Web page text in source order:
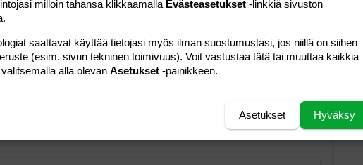
ja tosi alhaalla. järkyttävän kokonen massu heti
ainaskin (153).
milloin tahansa klikkaamalla Evästeasetukset -linkkiä sivuston
saattavat käyttää tietojasi myös ilman suostumustasi, jos niillä on siihen
(esim. sivun tekninen toimivuus). Voit vastustaa tätä tai muuttaa kaikkia
alla olevan Asetukset -painikkeen.
Hyväksy
Asetukset